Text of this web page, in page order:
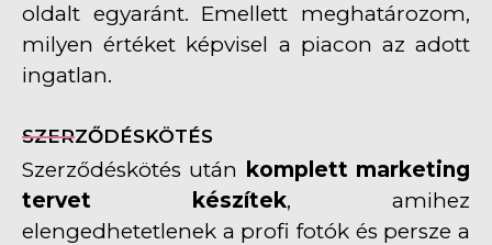
oldalt egyaránt. Emellett meghatározom,
milyen értéket képvisel a piacon az adott
ingatlan.
SZERZŐDÉSKÖTÉS
Szerződéskötés után
komplett marketing
tervet készítek, amihez
elengedhetetlenek a profi fotók és persze a